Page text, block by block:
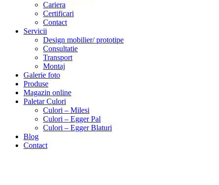
Cariera
Certificari
Contact
Servicii
Design mobilier/ prototipe
Consultatie
Transport
Montaj
Galerie foto
Produse
Magazin online
Paletar Culori
Culori – Milesi
Culori – Egger Pal
Culori – Egger Blaturi
Blog
Contact